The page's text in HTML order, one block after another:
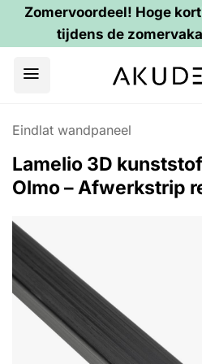
Zomervoordeel! Hoge
tijdens de
naar
Eindlat wandpaneel
Lamelio 3D
Olmo – Afwerkstrip